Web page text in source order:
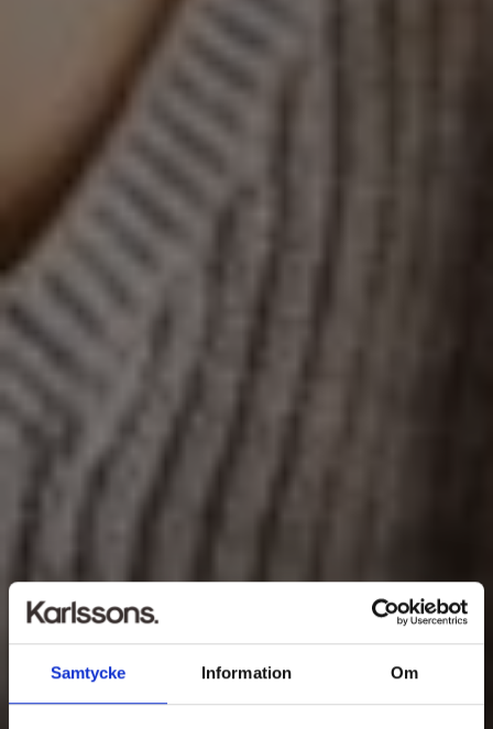
Samtycke Information Om